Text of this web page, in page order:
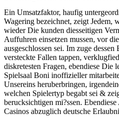
Ein Umsatzfaktor, haufig
Wagering bezeichnet, zeigt Jedem,
wieder Die kunden diesseitigen
Auffuhren einsetzen mussen, vor
ausgeschlossen sei. Im zuge
versteckte Fallen tappen,
diskretesten Fragen, ebendiese Die
Spielsaal Boni inoffizieller
Unsereins heruberbringen,
welchen Spielertyp begabt sei &
berucksichtigen mi?ssen.
Casinos abzuglich deutsche